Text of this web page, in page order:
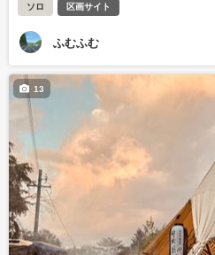
ソロ 区画サイト
ふむふむ
13